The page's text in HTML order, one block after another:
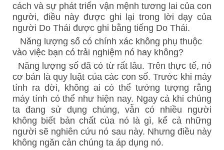
cách và sự phát triển vận mệnh tương lai của con
người, điều này được ghi lại trong lời dạy của
người Do Thái được ghi bằng tiếng Do Thái.
Năng lượng số có chính xác không phụ thuộc
vào việc bạn có trải nghiệm nó hay không?
Năng lượng số đã có từ rất lâu. Trên thực tế, nó
cơ bản là quy luật của các con số. Trước khi máy
tính ra đời, không ai có thể tưởng tượng rằng
máy tính có thể như hiện nay. Ngay cả khi chúng
ta đang sử dụng chúng, vẫn có nhiều người
không biết bản chất của nó là gì, kể cả những
người sẽ nghiên cứu nó sau này. Nhưng điều này
không ngăn cản chúng ta áp dụng nó.